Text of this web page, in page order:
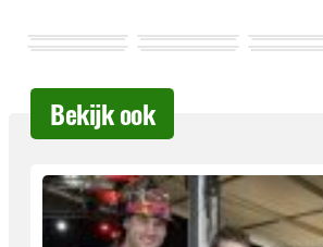
Bekijk ook